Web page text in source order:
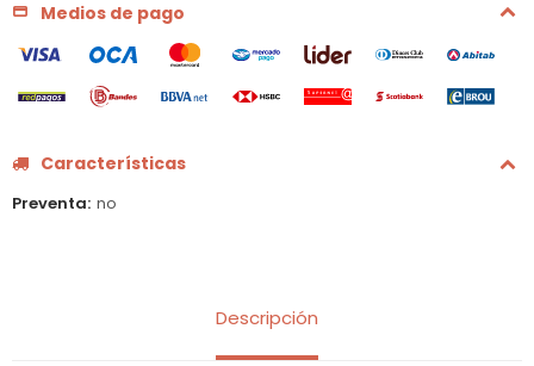
Medios de pago
Características
Preventa no
Descripción